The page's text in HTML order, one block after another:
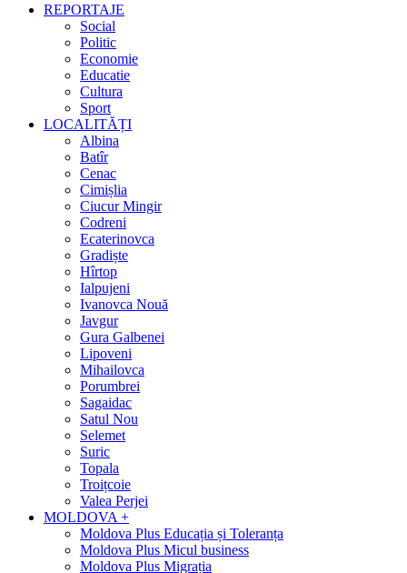
REPORTAJE
Social
Politic
Economie
Educatie
Cultura
Sport
LOCALITĂȚI
Albina
Batîr
Cenac
Cimișlia
Ciucur Mingir
Codreni
Ecaterinovca
Gradiște
Hîrtop
Ialpujeni
Ivanovca Nouă
Javgur
Gura Galbenei
Lipoveni
Mihailovca
Porumbrei
Sagaidac
Satul Nou
Selemet
Suric
Topala
Troițcoie
Valea Perjei
MOLDOVA +
Moldova Plus Educația și Toleranța
Moldova Plus Micul business
Moldova Plus Migrația